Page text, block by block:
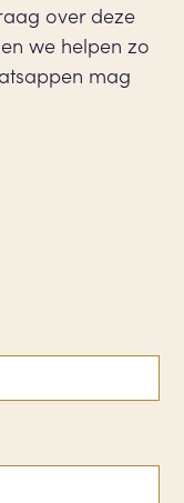
over deze
we helpen zo
mag